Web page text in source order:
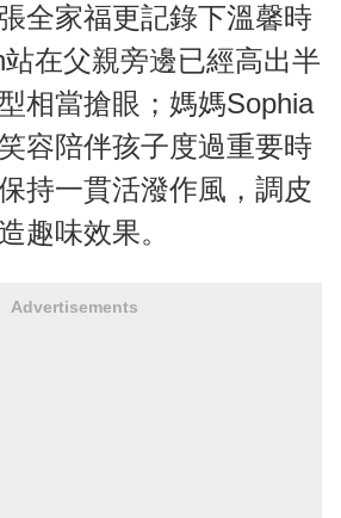
全家福更記錄下溫馨時
在父親旁邊已經高出半
相當搶眼；媽媽Sophia
容陪伴孩子度過重要時
持一貫活潑作風，調皮
趣味效果。
Advertisements